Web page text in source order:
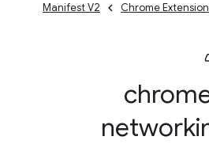
Chrome
Manifest V2